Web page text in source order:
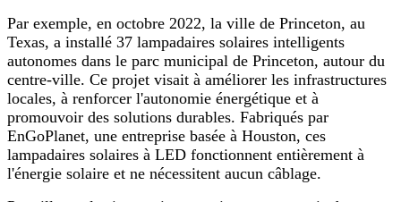
Par exemple, en octobre 2022, la ville de Princeton, au
Texas, a installé 37 lampadaires solaires intelligents
autonomes dans le parc municipal de Princeton, autour du
centre-ville. Ce projet visait à améliorer les infrastructures
locales, à renforcer l'autonomie énergétique et à
promouvoir des solutions durables. Fabriqués par
EnGoPlanet, une entreprise basée à Houston, ces
lampadaires solaires à LED fonctionnent entièrement à
l'énergie solaire et ne nécessitent aucun câblage.